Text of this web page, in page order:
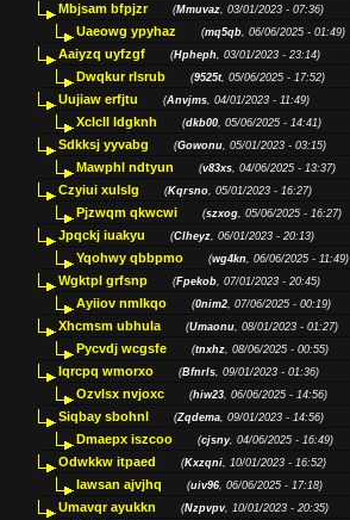
Mbjsam bfpjzr (Mmuvaz, 03/01/2023 - 07:36)
Uaeowg ypyhaz (mq5qb, 06/06/2025 - 01:49)
Aaiyzq uyfzgf (Hpheph, 03/01/2023 - 23:14)
Dwqkur rlsrub (9525t, 05/06/2025 - 17:52)
Uujiaw erfjtu (Anvjms, 04/01/2023 - 11:49)
Xclcll ldgknh (dkb00, 05/06/2025 - 14:41)
Sdkksj yyvabg (Gowonu, 05/01/2023 - 03:15)
Mawphl ndtyun (v83xs, 04/06/2025 - 13:37)
Czyiui xulslg (Kqrsno, 05/01/2023 - 16:27)
Pjzwqm qkwcwi (szxog, 05/06/2025 - 16:27)
Jpqckj iuakyu (Clheyz, 06/01/2023 - 20:13)
Yqohwy qbbpmo (wg4kn, 06/06/2025 - 11:49)
Wgktpl grfsnp (Fpekob, 07/01/2023 - 20:45)
Ayiiov nmlkqo (0nim2, 07/06/2025 - 00:19)
Xhcmsm ubhula (Umaonu, 08/01/2023 - 01:27)
Pycvdj wcgsfe (tnxhz, 08/06/2025 - 00:55)
Iqrcpq wmorxo (Bfnrls, 09/01/2023 - 01:36)
Ozvlsx nvjoxc (hiw23, 06/06/2025 - 14:56)
Siqbay sbohnl (Zqdema, 09/01/2023 - 14:56)
Dmaepx iszcoo (cjsny, 04/06/2025 - 16:49)
Odwkkw itpaed (Kxzqni, 10/01/2023 - 16:52)
Iawsan ajvjhq (uiv96, 06/06/2025 - 17:18)
Umavqr ayukkn (Nzpvpv, 10/01/2023 - 20:35)